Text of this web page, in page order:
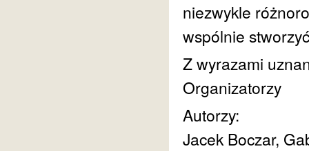
niezwykle
wspólnie
Z wyrazami
Organizatorzy
Autorzy:
Jacek Boczar,